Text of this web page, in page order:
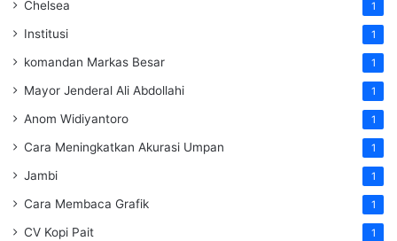
Chelsea 1
Institusi 1
komandan Markas Besar 1
Mayor Jenderal Ali Abdollahi 1
Anom Widiyantoro 1
Cara Meningkatkan Akurasi Umpan 1
Jambi 1
Cara Membaca Grafik 1
CV Kopi Pait 1